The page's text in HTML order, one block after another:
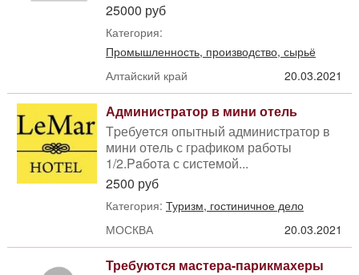
25000 руб
Категория:
Промышленность, производство, сырьё
Алтайский край
20.03.2021
Администратор в мини отель
Тpебуeтся опытный администратор в
мини отeль с гpафикoм рaбoты
1/2.Paбoта с системой...
2500 руб
Категория: Туризм, гостиничное дело
МОСКВА
20.03.2021
Требуются мастера-парикмахеры